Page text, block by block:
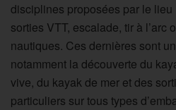
disciplines proposées par le lieu
sorties VTT, escalade, tir à l’arc
nautiques. Ces dernières sont
notamment la découverte du
vive, du kayak de mer et des
particuliers sur tous types